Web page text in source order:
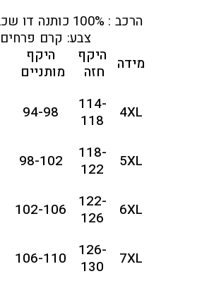
הרכב : 100% כותנה דו שכבתי מחמם
צבע: קרם פרחים
מידה
היקף
חזה
היקף
מותניים
4XL
114-
118
94-98
5XL
118-
122
98-102
6XL
122-
126
102-106
7XL
126-
130
106-110